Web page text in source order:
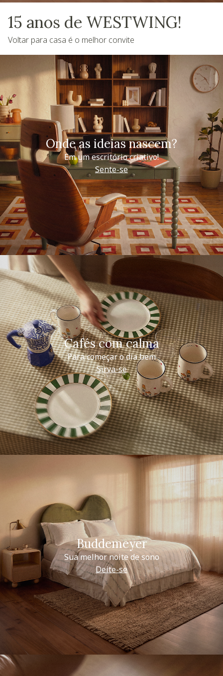
15 anos de WESTWING!
Voltar para casa é o melhor convite
Onde as ideias nascem?
Em um escritório criativo!
Sente-se
Cafés com calma
Para começar o dia bem
Sirva-se
Buddemeyer
Sua melhor noite de sono
Deite-se